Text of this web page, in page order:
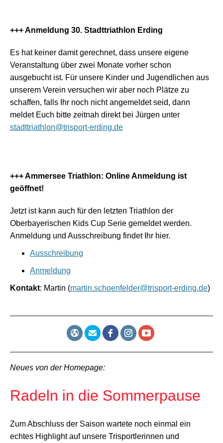
+++ Anmeldung 30. Stadttriathlon Erding
Es hat keiner damit gerechnet, dass unsere eigene
Veranstaltung über zwei Monate vorher schon
ausgebucht ist. Für unsere Kinder und Jugendlichen aus
unserem Verein versuchen wir aber noch Plätze zu
schaffen, falls Ihr noch nicht angemeldet seid, dann
meldet Euch bitte zeitnah direkt bei Jürgen unter
stadttriathlon@trisport-erding.de
+++ Ammersee Triathlon: Online Anmeldung ist
geöffnet!
Jetzt ist kann auch für den letzten Triathlon der
Oberbayerischen Kids Cup Serie gemeldet werden.
Anmeldung und Ausschreibung findet Ihr hier.
Ausschreibung
Anmeldung
Kontakt: Martin (martin.schoenfelder@trisport-erding.de)
Neues von der Homepage:
Radeln in die Sommerpause
Zum Abschluss der Saison wartete noch einmal ein
echtes Highlight auf unsere Trisportlerinnen und